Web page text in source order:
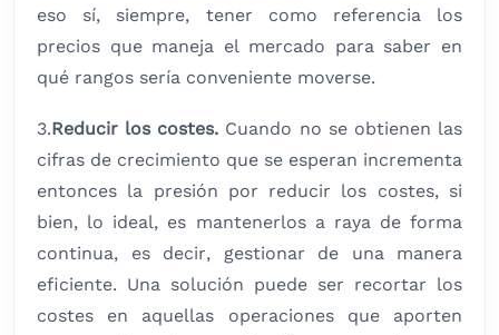
eso sí, siempre, tener como referencia los
precios que maneja el mercado para saber en
qué rangos sería conveniente moverse.
3.Reducir los costes. Cuando no se obtienen las
cifras de crecimiento que se esperan incrementa
entonces la presión por reducir los costes, si
bien, lo ideal, es mantenerlos a raya de forma
continua, es decir, gestionar de una manera
eficiente. Una solución puede ser recortar los
costes en aquellas operaciones que aporten